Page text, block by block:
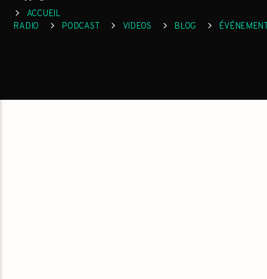
ACCUEIL
RADIO
PODCAST VIDEOS BLOG